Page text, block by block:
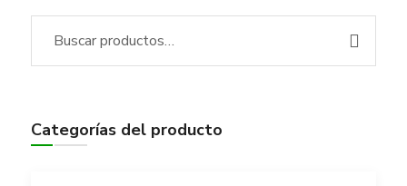
Categorías del producto